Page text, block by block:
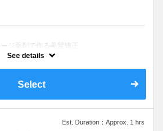
ジ薬剤で作る美髪矯正
ニュー内容変わる場合があります
See details
Select
Est. Duration：Approx. 1 hrs